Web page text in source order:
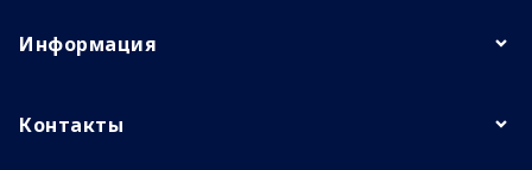
Информация
Контакты